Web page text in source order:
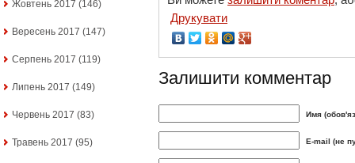
Жовтень 2017 (146)
Вересень 2017 (147)
Серпень 2017 (119)
Липень 2017 (149)
Червень 2017 (83)
Травень 2017 (95)
Друкувати
Залишити комментар
Имя
E-mail (не